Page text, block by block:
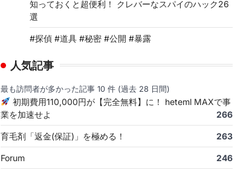
知っておくと超便利！ クレバーなスパイのハック26
選
#探偵 #道具 #秘密 #公開 #暴露
人気記事
最も訪問者が多かった記事 10 件 (過去 28 日間)
初期費用110,000円が【完全無料】に！ heteml MAXで事
業を加速せよ
266
育毛剤「返金(保証)」を極める！ 263
Forum 246